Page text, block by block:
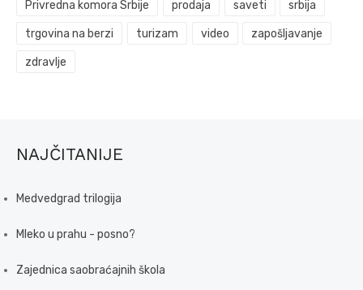
Privredna komora Srbije prodaja saveti srbija
trgovina na berzi turizam video zapošljavanje
zdravlje
NAJČITANIJE
Medvedgrad trilogija
Mleko u prahu - posno?
Zajednica saobraćajnih škola